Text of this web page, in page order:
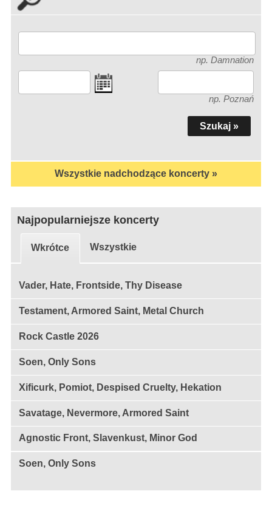
np. Damnation
np. Poznań
Wszystkie nadchodzące koncerty »
Najpopularniejsze koncerty
Wkrótce Wszystkie
Vader, Hate, Frontside, Thy Disease
Testament, Armored Saint, Metal Church
Rock Castle 2026
Soen, Only Sons
Xificurk, Pomiot, Despised Cruelty, Hekation
Savatage, Nevermore, Armored Saint
Agnostic Front, Slavenkust, Minor God
Soen, Only Sons